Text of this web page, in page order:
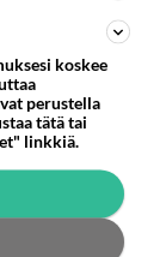
https://www.iltalehti.fi/viihdeuutiset/a/c46da6ab-340f-4790-aaa7-0865eed2336 Yrityksen konkurssihakemus on tullut kärä
Tiesitkö? Martina Aitolehden isäpuoli on tämä suosittu laulaja
Martina Aitolehti on seurattu julkisuuden henkilö. Lähipiiriin mahtuu muitakin tunnettuja henkilöitä. Tiesitkö, että Ma
koskee
perustella
tätä tai
linkkiä.